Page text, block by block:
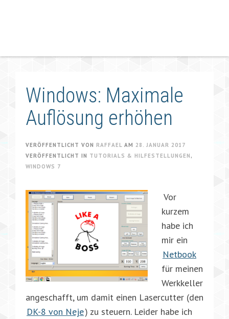
Windows: Maximale
Auflösung erhöhen
VERÖFFENTLICHT VON RAFFAEL AM 28. JANUAR 2017
VERÖFFENTLICHT IN TUTORIALS & HILFESTELLUNGEN ,
WINDOWS 7
Vor
kurzem
habe ich
mir ein
Netbook
für meinen
Werkkeller
angeschafft, um damit einen Lasercutter (den
DK-8 von Neje) zu steuern. Leider habe ich